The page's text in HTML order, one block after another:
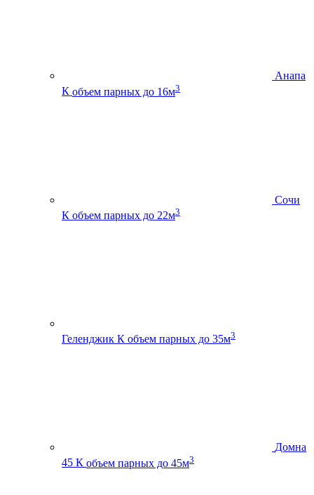
Анапа
К объем парных до 16м3
Сочи
К объем парных до 22м3
Геленджик К объем парных до 35м3
Домна
45 К объем парных до 45м3